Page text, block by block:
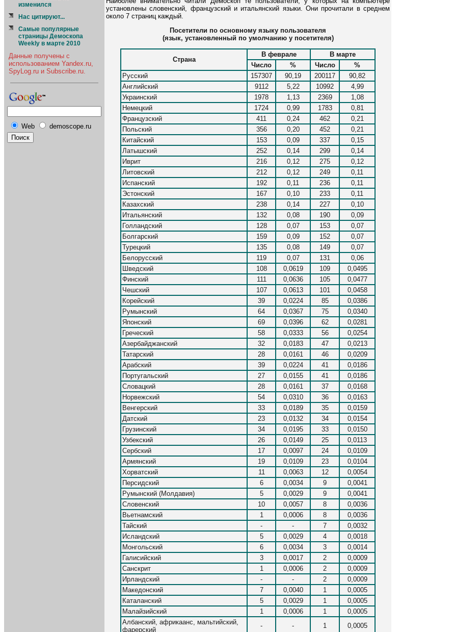
изменился
Нас цитируют...
Самые популярные
страницы Демоскопа
Weekly в марте 2010
Данные получены с
использованием Yandex.ru,
SpyLog.ru и Subscribe.ru.
Web demoscope.ru
установлены словенский, французский и итальянский языки. Они прочитали в среднем
около 7 страниц каждый.
Посетители по основному языку пользователя
(язык, установленный по умолчанию у посетителя)
Страна
В феврале
В марте
Число
% Число
%
Русский
157307 90,19 200117
90,82
Английский
9112 5,22 10992
4,99
Украинский
1978 1,13 2369
1,08
Немецкий
1724 0,99 1783
0,81
Французский
411 0,24 462
0,21
Польский
356 0,20 452
0,21
Китайский
153 0,09 337
0,15
Латышский
252 0,14 299
0,14
Иврит
216 0,12 275
0,12
Литовский
212 0,12 249
0,11
Испанский
192 0,11 236
0,11
Эстонский
167 0,10 233
0,11
Казахский
238 0,14 227
0,10
Итальянский
132 0,08 190
0,09
Голландский
128 0,07 153
0,07
Болгарский
159 0,09 152
0,07
Турецкий
135 0,08 149
0,07
Белорусский
119 0,07 131
0,06
Шведский
108 0,0619 109
0,0495
Финский
111 0,0636 105
0,0477
Чешский
107 0,0613 101
0,0458
Корейский
39 0,0224 85
0,0386
Румынский
64 0,0367 75
0,0340
Японский
69 0,0396 62
0,0281
Греческий
58 0,0333 56
0,0254
Азербайджанский
32 0,0183 47
0,0213
Татарский
28 0,0161 46
0,0209
Арабский
39 0,0224 41
0,0186
Португальский
27 0,0155 41
0,0186
Словацкий
28 0,0161 37
0,0168
Норвежский
54 0,0310 36
0,0163
Венгерский
33 0,0189 35
0,0159
Датский
23 0,0132 34
0,0154
Грузинский
34 0,0195 33
0,0150
Узбекский
26 0,0149 25
0,0113
Сербский
17 0,0097 24
0,0109
Армянский
19 0,0109 23
0,0104
Хорватский
11 0,0063 12
0,0054
Персидский
6 0,0034 9
0,0041
Румынский (Молдавия)
5 0,0029 9
0,0041
Словенский
10 0,0057 8
0,0036
Вьетнамский
1 0,0006 8
0,0036
Тайский
- - 7
0,0032
Исландский
5 0,0029 4
0,0018
Монгольский
6 0,0034 3
0,0014
Галисийский
3 0,0017 2
0,0009
Санскрит
1 0,0006 2
0,0009
Ирландский
- - 2
0,0009
Македонский
7 0,0040 1
0,0005
Каталанский
5 0,0029 1
0,0005
Малайзийский
1 0,0006 1
0,0005
Албанский, африкаанс, мальтийский,
фарерский
- - 1 0,0005